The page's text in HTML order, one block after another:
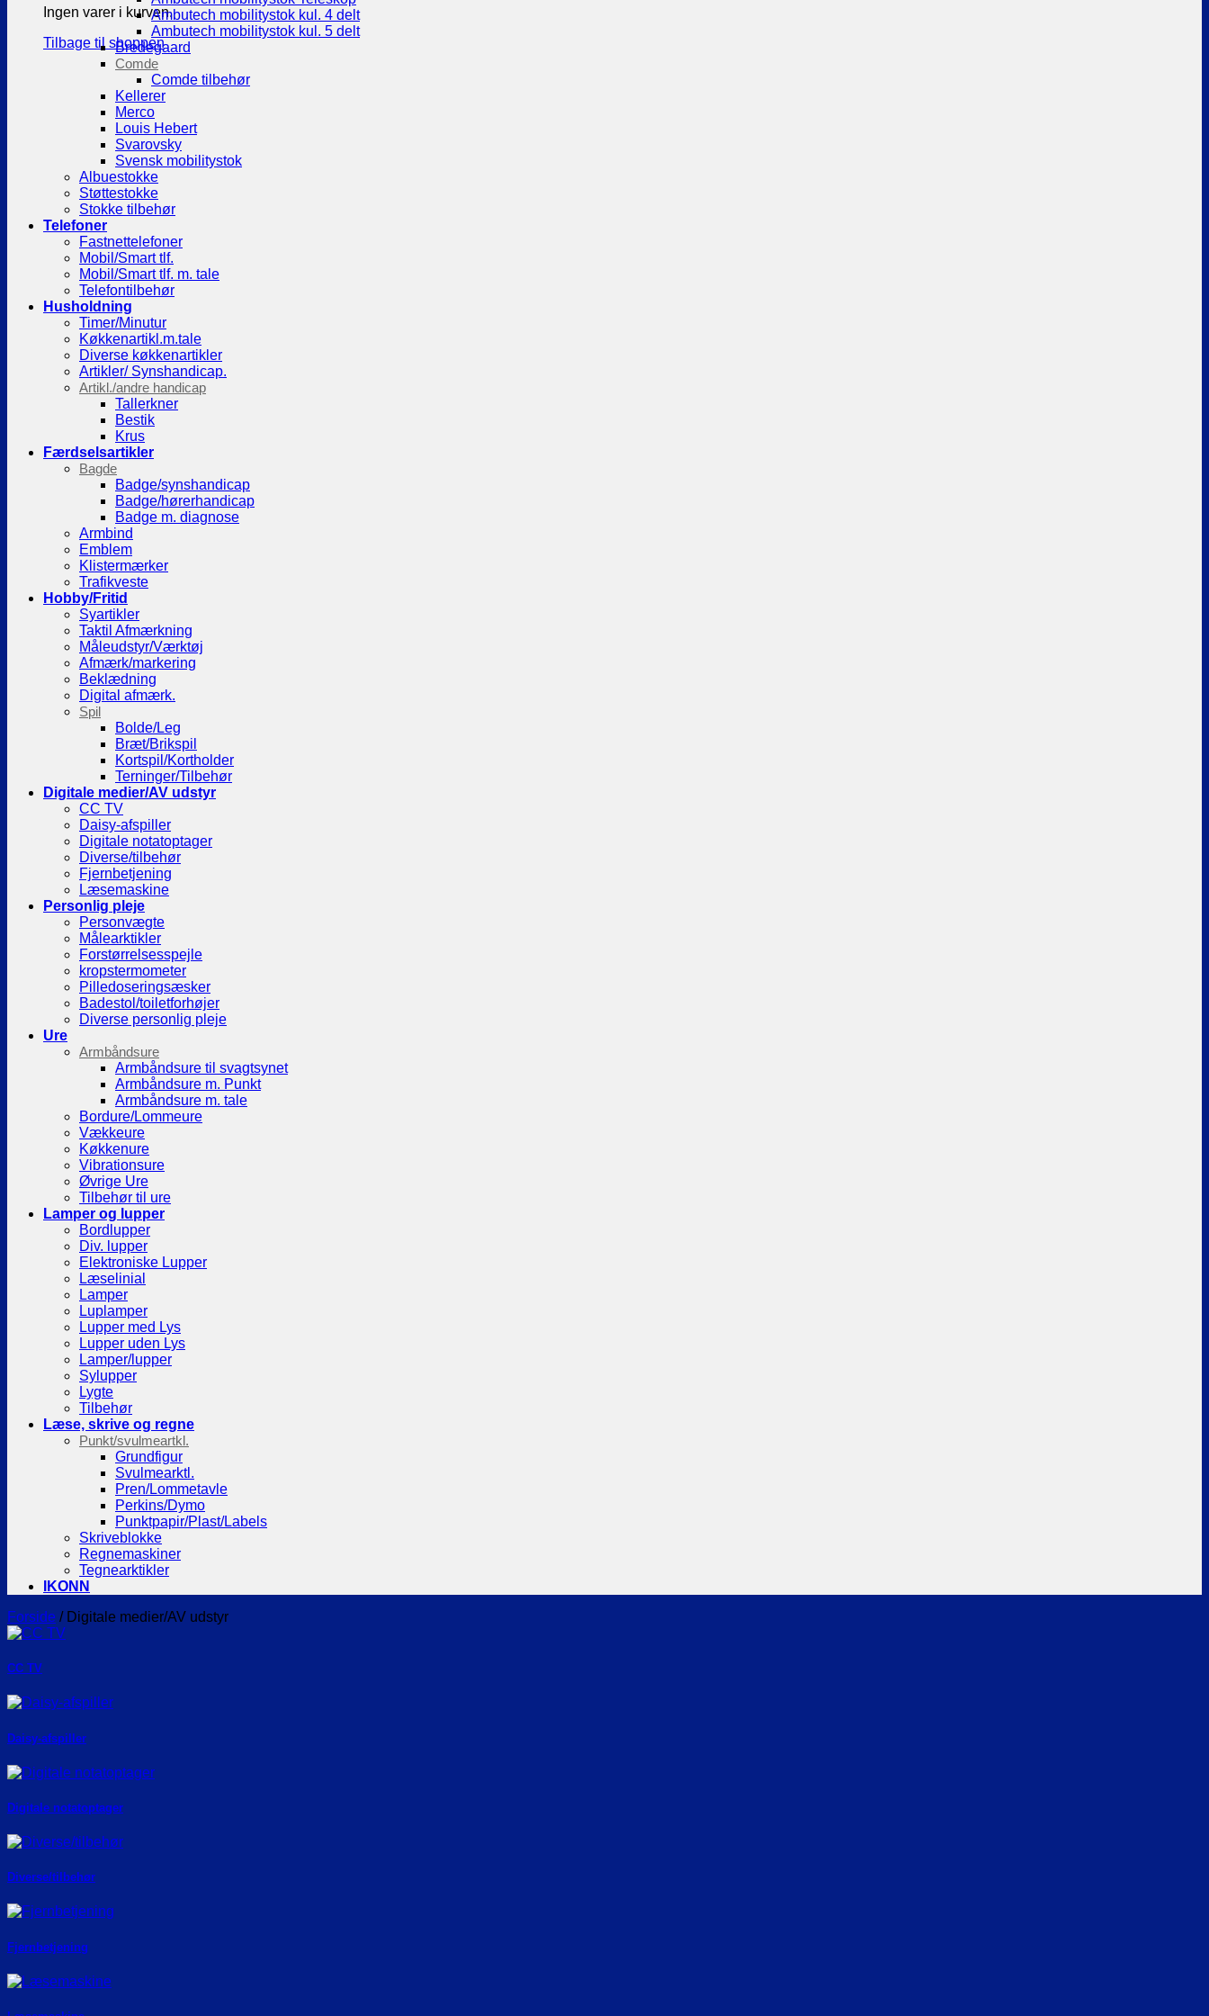
Ingen varer i kurven.
Tilbage til shoppen
Ambutech mobilitystok kul. 4 delt
Ambutech mobilitystok kul. 5 delt
Bredegaard
Comde
Comde tilbehør
Kellerer
Merco
Louis Hebert
Svarovsky
Svensk mobilitystok
Albuestokke
Støttestokke
Stokke tilbehør
Telefoner
Fastnettelefoner
Mobil/Smart tlf.
Mobil/Smart tlf. m. tale
Telefontilbehør
Husholdning
Timer/Minutur
Køkkenartikl.m.tale
Diverse køkkenartikler
Artikler/ Synshandicap.
Artikl./andre handicap
Tallerkner
Bestik
Krus
Færdselsartikler
Bagde
Badge/synshandicap
Badge/hørerhandicap
Badge m. diagnose
Armbind
Emblem
Klistermærker
Trafikveste
Hobby/Fritid
Syartikler
Taktil Afmærkning
Måleudstyr/Værktøj
Afmærk/markering
Beklædning
Digital afmærk.
Spil
Bolde/Leg
Bræt/Brikspil
Kortspil/Kortholder
Terninger/Tilbehør
Digitale medier/AV udstyr
CC TV
Daisy-afspiller
Digitale notatoptager
Diverse/tilbehør
Fjernbetjening
Læsemaskine
Personlig pleje
Personvægte
Målearktikler
Forstørrelsesspejle
kropstermometer
Pilledoseringsæsker
Badestol/toiletforhøjer
Diverse personlig pleje
Ure
Armbåndsure
Armbåndsure til svagtsynet
Armbåndsure m. Punkt
Armbåndsure m. tale
Bordure/Lommeure
Vækkeure
Køkkenure
Vibrationsure
Øvrige Ure
Tilbehør til ure
Lamper og lupper
Bordlupper
Div. lupper
Elektroniske Lupper
Læselinial
Lamper
Luplamper
Lupper med Lys
Lupper uden Lys
Lamper/lupper
Sylupper
Lygte
Tilbehør
Læse, skrive og regne
Punkt/svulmeartkl.
Grundfigur
Svulmearktl.
Pren/Lommetavle
Perkins/Dymo
Punktpapir/Plast/Labels
Skriveblokke
Regnemaskiner
Tegnearktikler
IKONN
Forside /Digitale medier/AV udstyr
CC TV
Daisy-afspiller
Digitale notatoptager
Diverse/tilbehør
Fjernbetjening